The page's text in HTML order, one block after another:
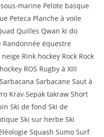
marine Pelote basque
Peteca Planche à voile
Quilles Qwan ki do
Randonnée équestre
Rink hockey Rock Rock
ROS Rugby à XIII
Sarbacane Saut à
Krav Sepak takraw Short
Ski de fond Ski de
Ski sur herbe Ski
Squash Sumo Surf